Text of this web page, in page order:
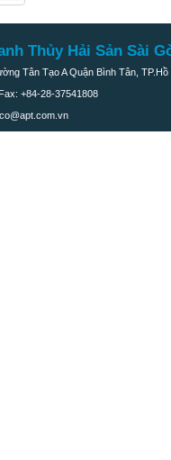
Thủy Hải Sản Sài
Tân Tạo A Quận Bình Tân, TP.Hồ
+84-28-37541808